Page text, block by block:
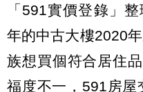
「591實價登錄」
年的中古大樓2020
族想買個符合居住
福度不一，591房屋